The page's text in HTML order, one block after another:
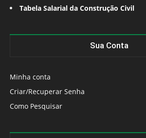
Tabela Salarial da Construção Civil
Sua Conta
Minha conta
Criar/Recuperar Senha
Como Pesquisar